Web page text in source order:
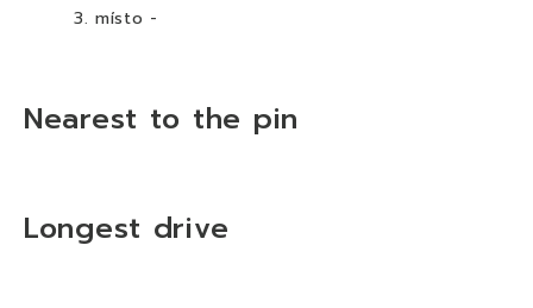
místo -
Nearest to the pin
Longest drive